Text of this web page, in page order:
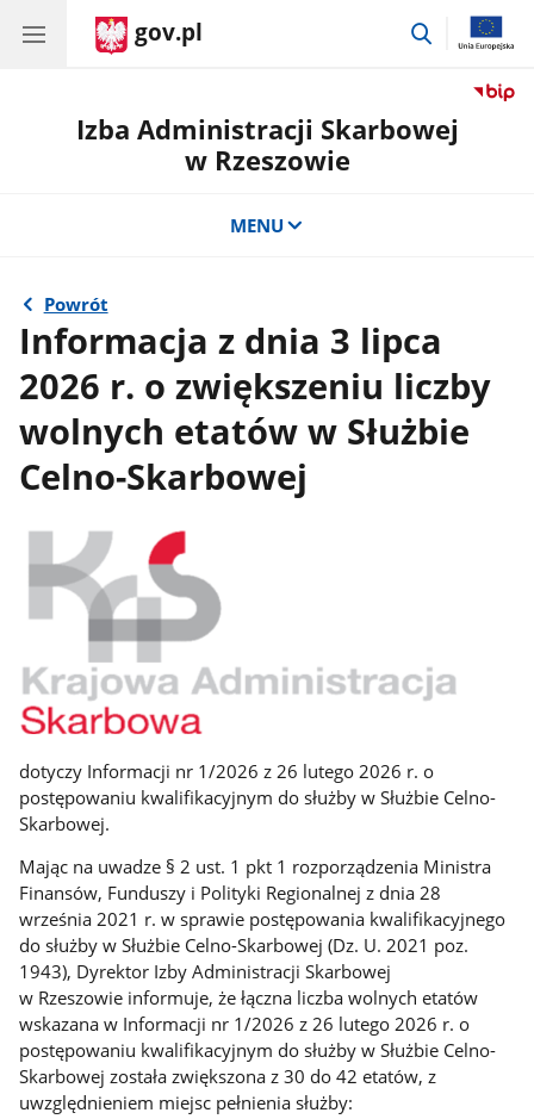
gov.pl
przejdź
Izba Administracji Skarbowej
w Rzeszowie
MENU
Powrót
Informacja z dnia 3 lipca
2026 r. o zwiększeniu liczby
wolnych etatów w Służbie
Celno-Skarbowej
dotyczy Informacji nr 1/2026 z 26 lutego 2026 r. o
postępowaniu kwalifikacyjnym do służby w Służbie Celno-
Skarbowej.
Mając na uwadze § 2 ust. 1 pkt 1 rozporządzenia Ministra
Finansów, Funduszy i Polityki Regionalnej z dnia 28
września 2021 r. w sprawie postępowania kwalifikacyjnego
do służby w Służbie Celno-Skarbowej (Dz. U. 2021 poz.
1943), Dyrektor Izby Administracji Skarbowej
w Rzeszowie informuje, że łączna liczba wolnych etatów
wskazana w Informacji nr 1/2026 z 26 lutego 2026 r. o
postępowaniu kwalifikacyjnym do służby w Służbie Celno-
Skarbowej została zwiększona z 30 do 42 etatów, z
uwzględnieniem miejsc pełnienia służby: